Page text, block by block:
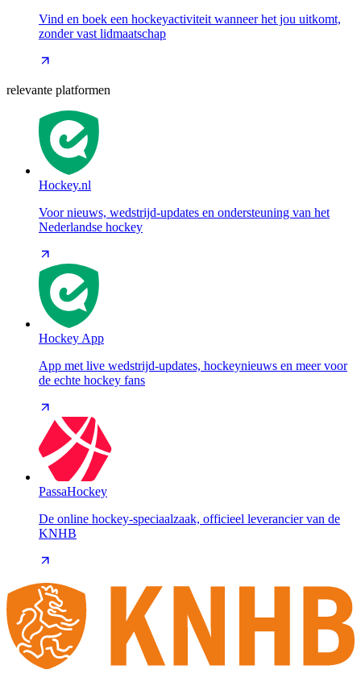
Vind en boek een hockeyactiviteit wanneer het jou uitkomt,
zonder vast lidmaatschap
relevante platformen
Hockey.nl
Voor nieuws, wedstrijd-updates en ondersteuning van het
Nederlandse hockey
Hockey App
App met live wedstrijd-updates, hockeynieuws en meer voor
de echte hockey fans
PassaHockey
De online hockey-speciaalzaak, officieel leverancier van de
KNHB